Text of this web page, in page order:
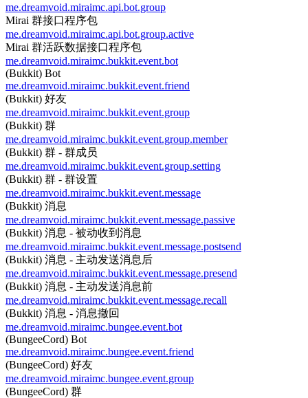
me.dreamvoid.miraimc.api.bot.group
Mirai 群接口程序包
me.dreamvoid.miraimc.api.bot.group.active
Mirai 群活跃数据接口程序包
me.dreamvoid.miraimc.bukkit.event.bot
(Bukkit) Bot
me.dreamvoid.miraimc.bukkit.event.friend
(Bukkit) 好友
me.dreamvoid.miraimc.bukkit.event.group
(Bukkit) 群
me.dreamvoid.miraimc.bukkit.event.group.member
(Bukkit) 群 - 群成员
me.dreamvoid.miraimc.bukkit.event.group.setting
(Bukkit) 群 - 群设置
me.dreamvoid.miraimc.bukkit.event.message
(Bukkit) 消息
me.dreamvoid.miraimc.bukkit.event.message.passive
(Bukkit) 消息 - 被动收到消息
me.dreamvoid.miraimc.bukkit.event.message.postsend
(Bukkit) 消息 - 主动发送消息后
me.dreamvoid.miraimc.bukkit.event.message.presend
(Bukkit) 消息 - 主动发送消息前
me.dreamvoid.miraimc.bukkit.event.message.recall
(Bukkit) 消息 - 消息撤回
me.dreamvoid.miraimc.bungee.event.bot
(BungeeCord) Bot
me.dreamvoid.miraimc.bungee.event.friend
(BungeeCord) 好友
me.dreamvoid.miraimc.bungee.event.group
(BungeeCord) 群